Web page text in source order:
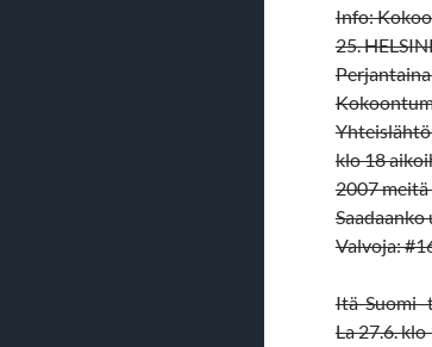
Info:
25.
klo 18
2007 meitä
Valvoja:
Itä-Suomi
La 27.6.